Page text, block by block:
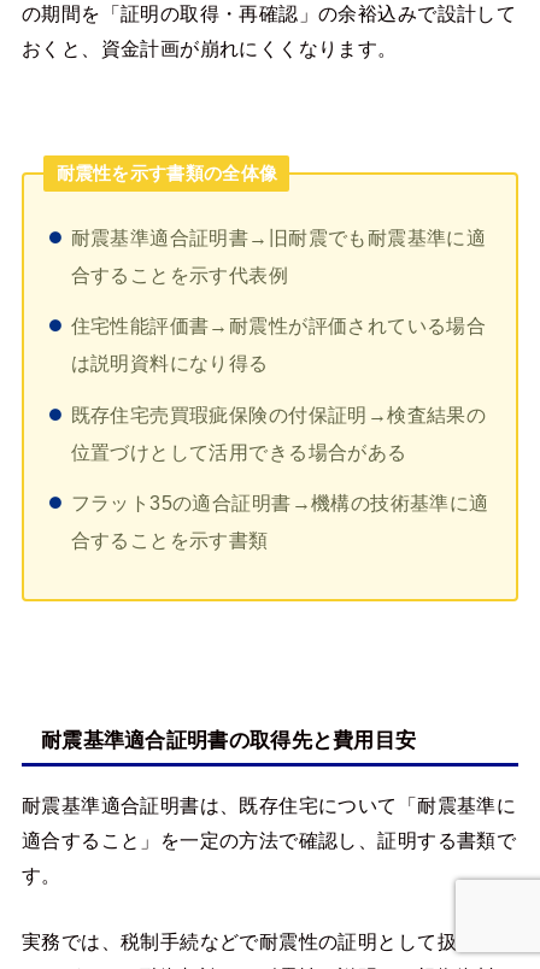
の期間を「証明の取得・再確認」の余裕込みで設計して
おくと、資金計画が崩れにくくなります。
耐震性を示す書類の全体像
耐震基準適合証明書→旧耐震でも耐震基準に適
合することを示す代表例
住宅性能評価書→耐震性が評価されている場合
は説明資料になり得る
既存住宅売買瑕疵保険の付保証明→検査結果の
位置づけとして活用できる場合がある
フラット35の適合証明書→機構の技術基準に適
合することを示す書類
耐震基準適合証明書の取得先と費用目安
耐震基準適合証明書は、既存住宅について「耐震基準に
適合すること」を一定の方法で確認し、証明する書類で
す。
実務では、税制手続などで耐震性の証明として扱われる